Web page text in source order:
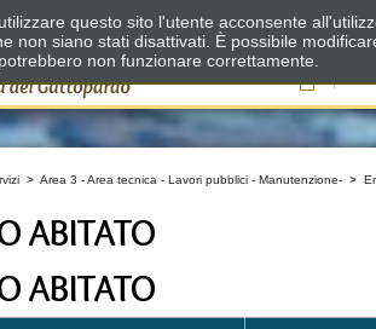
Il
> Area 3 - Area tecnica - Lavori pubblici - Manutenzione- >
ABITATO
ABITATO
questo sito l'utente acconsente
non siano stati disattivati. È possibile
non funzionare correttamente.